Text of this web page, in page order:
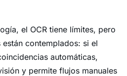
el OCR tiene límites, pero
contemplados: si el
automáticas,
y permite flujos manuales